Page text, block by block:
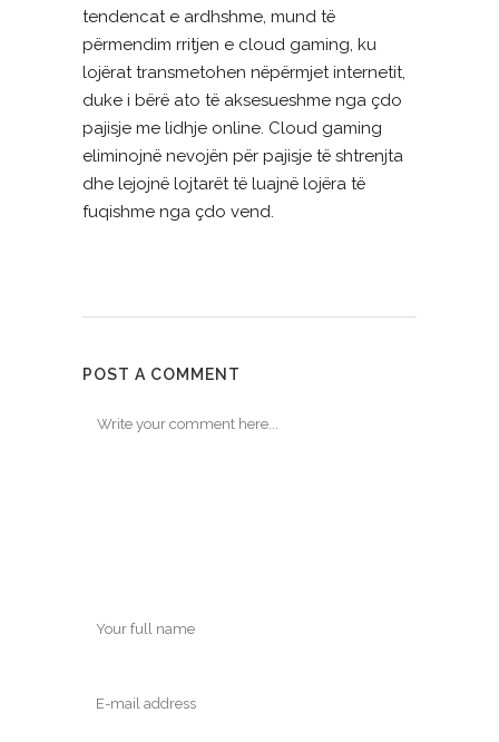
tendencat e ardhshme, mund të
përmendim rritjen e cloud gaming, ku
lojërat transmetohen nëpërmjet internetit,
duke i bërë ato të aksesueshme nga çdo
pajisje me lidhje online. Cloud gaming
eliminojnë nevojën për pajisje të shtrenjta
dhe lejojnë lojtarët të luajnë lojëra të
fuqishme nga çdo vend.
POST A COMMENT